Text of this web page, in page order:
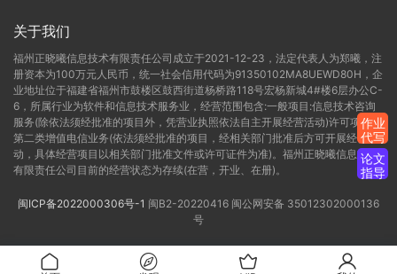
关于我们
福州正晓曦信息技术有限责任公司成立于2021-12-23，法定代表人为郑曦，注
册资本为100万元人民币，统一社会信用代码为91350102MA8UEWD80H，企
业地址位于福建省福州市鼓楼区鼓西街道杨桥路118号宏杨新城4#楼6层办公C-
6，所属行业为软件和信息技术服务业，经营范围包含:一般项目:信息技术咨询
服务(除依法须经批准的项目外，凭营业执照依法自主开展经营活动)许可项目:
第二类增值电信业务(依法须经批准的项目，经相关部门批准后方可开展经营活
动，具体经营项目以相关部门批准文件或许可证件为准)。福州正晓曦信息技术
有限责任公司目前的经营状态为存续(在营，开业、在册)。
闽ICP备2022000306号-1 闽B2-20220416 闽公网安备 35012302000136
号
作业
代写
论文
指导